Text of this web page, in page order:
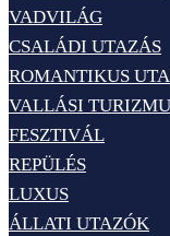
VADVILÁG
CSALÁDI UTAZÁS
ROMANTIKUS
VALLÁSI
FESZTIVÁL
REPÜLÉS
LUXUS
ÁLLATI UTAZÓK